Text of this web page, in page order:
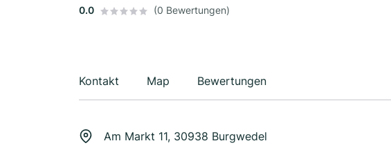
0.0 (0 Bewertungen)
Kontakt Map Bewertungen
Am Markt 11, 30938 Burgwedel